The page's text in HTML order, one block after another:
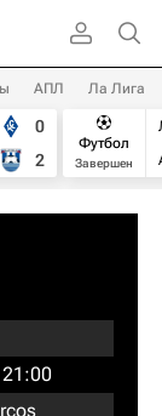
АПЛ Ла Лига
0
2
Футбол
Завершен